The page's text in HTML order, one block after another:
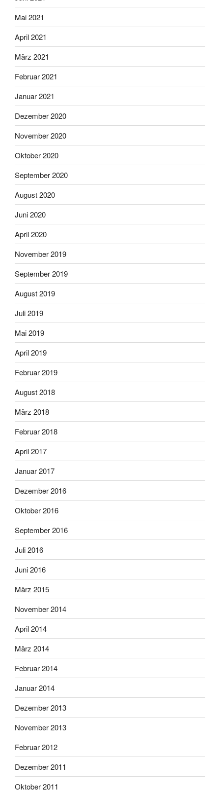
Mai 2021
April 2021
März 2021
Februar 2021
Januar 2021
Dezember 2020
November 2020
Oktober 2020
September 2020
August 2020
Juni 2020
April 2020
November 2019
September 2019
August 2019
Juli 2019
Mai 2019
April 2019
Februar 2019
August 2018
März 2018
Februar 2018
April 2017
Januar 2017
Dezember 2016
Oktober 2016
September 2016
Juli 2016
Juni 2016
März 2015
November 2014
April 2014
März 2014
Februar 2014
Januar 2014
Dezember 2013
November 2013
Februar 2012
Dezember 2011
Oktober 2011